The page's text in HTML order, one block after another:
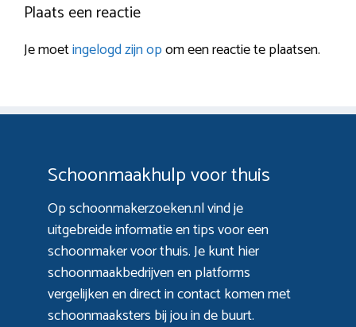
Plaats een reactie
Je moetingelogd zijn opom een reactie te plaatsen.
Schoonmaakhulp voor thuis
Op schoonmakerzoeken.nl vind je
uitgebreide informatie en tips voor een
schoonmaker voor thuis. Je kunt hier
schoonmaakbedrijven en platforms
vergelijken en direct in contact komen met
schoonmaaksters bij jou in de buurt.